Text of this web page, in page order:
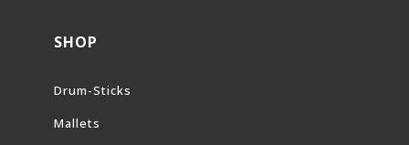
SHOP
Drum-Sticks
Mallets